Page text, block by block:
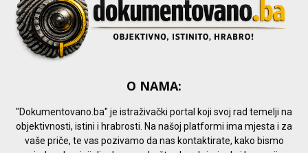
O NAMA:
"Dokumentovano.ba" je istraživački portal koji svoj rad temelji na
objektivnosti, istini i hrabrosti. Na našoj platformi ima mjesta i za
vaše priče, te vas pozivamo da nas kontaktirate, kako bismo